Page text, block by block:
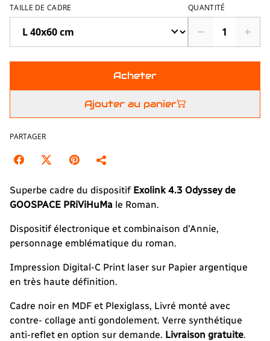
TAILLE DE CADRE QUANTITÉ
Acheter
Ajouter au panier
PARTAGER
Superbe cadre du dispositif Exolink 4.3 Odyssey de
GOOSPACE PRiViHuMa le Roman.
Dispositif électronique et combinaison d'Annie,
personnage emblématique du roman.
Impression Digital-C Print laser sur Papier argentique
en très haute définition.
Cadre noir en MDF et Plexiglass, Livré monté avec
contre- collage anti gondolement. Verre synthétique
anti-reflet en option sur demande. Livraison gratuite.